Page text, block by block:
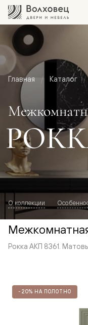
Главная Каталог
О коллекции
Рокка АКП 8361.
-20% НА ПОЛОТНО